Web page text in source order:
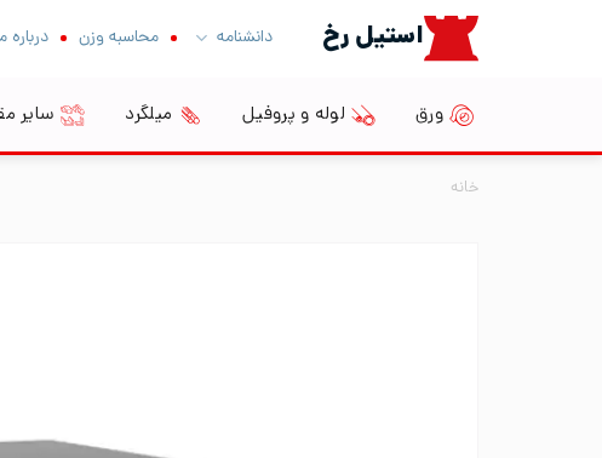
استیل رخ دانشنامه محاسبه وزن درباره
ورق لوله و پروفیل میلگرد سایر
خانه